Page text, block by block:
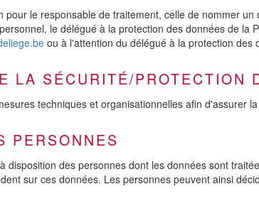
pour le responsable de traitement, celle de nommer
le délégué à la protection des données de
ou à l'attention du délégué à la protection
LA SÉCURITÉ/PROTECTION
techniques et organisationnelles afin d'assurer
PERSONNES
disposition des personnes dont les données sont
sur ces données. Les personnes peuvent ainsi